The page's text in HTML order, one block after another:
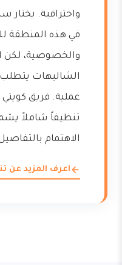
واحترافية.
في هذه المنطقة
والخصوصية، لكن
الشاليهات
عملية. فريق
تنظيفاً شاملاً
الاهتمام
اعرف المزيد عن